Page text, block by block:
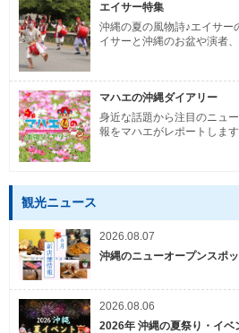
エイサー特集
沖縄の夏の風物詩♪エイサー
イサーと沖縄のお盆や演者
マハエの沖縄ダイアリー
身近な話題から注目のニュ
報をマハエがレポートします
観光ニュース
2026.08.07
沖縄のニューオープンスポ
2026.08.06
2026年 沖縄の夏祭り・イベ